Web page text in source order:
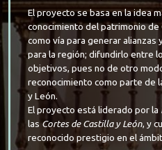
El proyecto se basa en la idea
conocimiento del patrimonio
como vía para generar
para la región; difundirlo entre
objetivos, pues no de otro
reconocimiento como parte de
y León.
El proyecto está liderado por la
lasCortes de Castilla y León, y
reconocido prestigio en el